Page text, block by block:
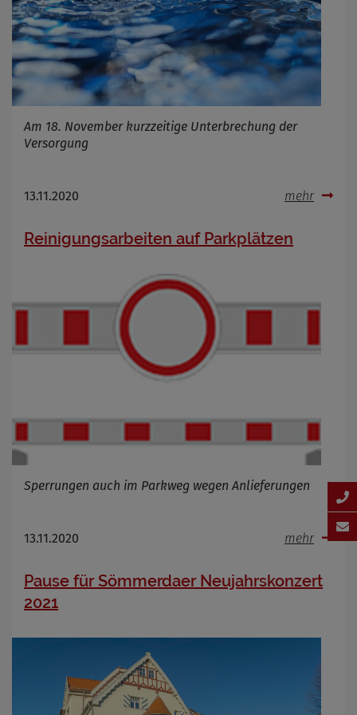
Am 18. November kurzzeitige Unterbrechung der
Versorgung
13.11.2020 mehr
Reinigungsarbeiten auf Parkplätzen
Sperrungen auch im Parkweg wegen Anlieferungen
13.11.2020 mehr
Pause für Sömmerdaer Neujahrskonzert
2021